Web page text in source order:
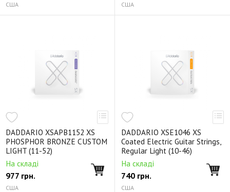
США США
DADDARIO XSAPB1152 XS
PHOSPHOR BRONZE CUSTOM
LIGHT (11-52)
На складі
977 грн.
США
DADDARIO XSE1046 XS
Coated Electric Guitar Strings,
Regular Light (10-46)
На складі
740 грн.
США